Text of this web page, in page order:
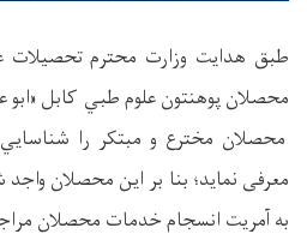
طبق هدایت وزارت محترم تحصیلات
محصلان پوهنتون علوم طبي کابل «ابو
محصلان مخترع و مبتکر را
معرفی نماید؛ بنا بر این محصلان
به آمریت انسجام خدمات محصلان